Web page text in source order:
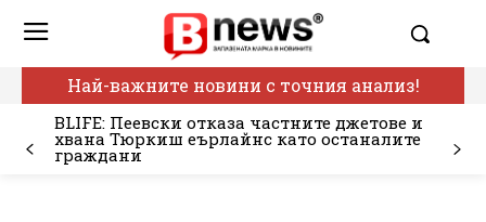
Най-важните новини с точния анализ!
BLIFE: Пеевски отказа частните джетове и
хвана Тюркиш еърлайнс като останалите
граждани